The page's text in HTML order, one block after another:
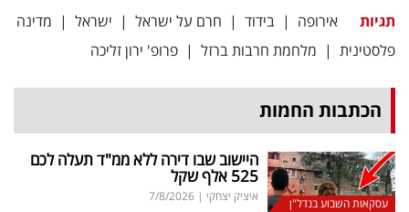
תגיות אירופה | בידוד | חרם על ישראל | ישראל | מדינה
פלסטינית | מלחמת חרבות ברזל | פרופ' ירון זליכה
הכתבות החמות
עסקאות השבוע בנדל"ן
היישוב שבו דירה ללא ממ"ד תעלה לכם
525 אלף שקל
איציק יצחקי |
7/8/2026